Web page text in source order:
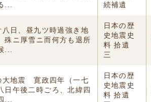
...
続補遺
日、昼九ツ時過強き地
殊ニ厚雪ニ而何方も退所
...
日本の歴
史地震史
料 拾遺
三
地震 寛政四年（一七
日午後二時ごろ、北緯四
...
日本の歴
史地震史
料 拾遺